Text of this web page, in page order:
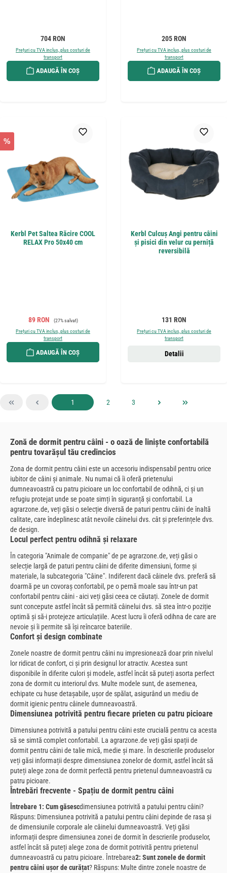
Preț obișnuit:
704 RON
Prețuri cu TVA inclus, plus costuri de
transport
ADAUGĂ ÎN COȘ
Preț obișnuit:
205 RON
Prețuri cu TVA inclus, plus costuri de
transport
ADAUGĂ ÎN COȘ
%
Kerbl Pet Saltea Răcire COOL
RELAX Pro 50x40 cm
Preț de vânzare:
89 RON Preț obișnuit:
(27% salvat)
Prețuri cu TVA inclus, plus costuri de
transport
ADAUGĂ ÎN COȘ
Kerbl Culcuș Angi pentru câini
și pisici din velur cu perniță
reversibilă
Preț obișnuit:
131 RON
Prețuri cu TVA inclus, plus costuri de
transport
Detalii
Pagina
1 Pagina
2 Pagina
3
Zonă de dormit pentru câini - o oază de liniște confortabilă
pentru tovarășul tău credincios
Zona de dormit pentru câini este un accesoriu indispensabil pentru orice
iubitor de câini și animale. Nu numai că îi oferă prietenului
dumneavoastră cu patru picioare un loc confortabil de odihnă, ci și un
refugiu protejat unde se poate simți în siguranță și confortabil. La
agrarzone.de, veți găsi o selecție diversă de paturi pentru câini de înaltă
calitate, care îndeplinesc atât nevoile câinelui dvs. cât și preferințele dvs.
de design.
Locul perfect pentru odihnă și relaxare
În categoria "Animale de companie" de pe agrarzone.de, veți găsi o
selecție largă de paturi pentru câini de diferite dimensiuni, forme și
materiale, la subcategoria "Câine". Indiferent dacă câinele dvs. preferă să
doarmă pe un covoraș confortabil, pe o pernă moale sau într-un pat
confortabil pentru câini - aici veți găsi ceea ce căutați. Zonele de dormit
sunt concepute astfel încât să permită câinelui dvs. să stea într-o poziție
optimă și să-i protejeze articulațiile. Acest lucru îi oferă odihna de care are
nevoie și îi permite să își reîncarce bateriile.
Confort și design combinate
Zonele noastre de dormit pentru câini nu impresionează doar prin nivelul
lor ridicat de confort, ci și prin designul lor atractiv. Acestea sunt
disponibile în diferite culori și modele, astfel încât să puteți asorta perfect
zona de dormit cu interiorul dvs. Multe modele sunt, de asemenea,
echipate cu huse detașabile, ușor de spălat, asigurând un mediu de
dormit igienic pentru câinele dumneavoastră.
Dimensiunea potrivită pentru fiecare prieten cu patru picioare
Dimensiunea potrivită a patului pentru câini este crucială pentru ca acesta
să se simtă complet confortabil. La agrarzone.de veți găsi spații de
dormit pentru câini de talie mică, medie și mare. În descrierile produselor
veți găsi informații despre dimensiunea zonelor de dormit, astfel încât să
puteți alege zona de dormit perfectă pentru prietenul dumneavoastră cu
patru picioare.
Întrebări frecvente - Spațiu de dormit pentru câini
Întrebare 1: Cum găsescdimensiunea potrivită a patului pentru câini?
Răspuns: Dimensiunea potrivită a patului pentru câini depinde de rasa și
de dimensiunile corporale ale câinelui dumneavoastră. Veți găsi
informații despre dimensiunea zonei de dormit în descrierile produselor,
astfel încât să puteți alege zona de dormit potrivită pentru prietenul
dumneavoastră cu patru picioare. Întrebarea2: Sunt zonele de dormit
pentru câini ușor de curățat? Răspuns: Multe dintre zonele noastre de